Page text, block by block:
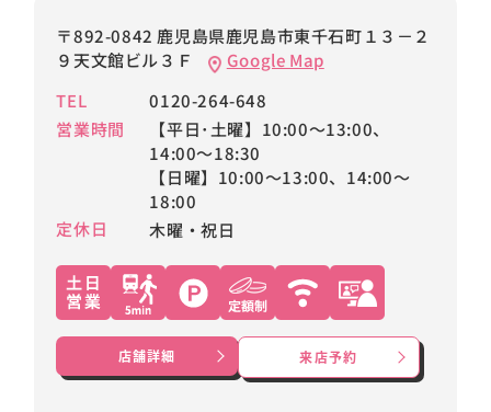
〒892-0842 鹿児島県鹿児島市東千石町１３－２
９天文館ビル３Ｆ
Google Map
TEL
0120-264-648
営業時間
【平日･土曜】10:00～13:00、
14:00～18:30
【日曜】10:00～13:00、14:00～
18:00
定休日
木曜・祝日
店舗詳細 来店予約